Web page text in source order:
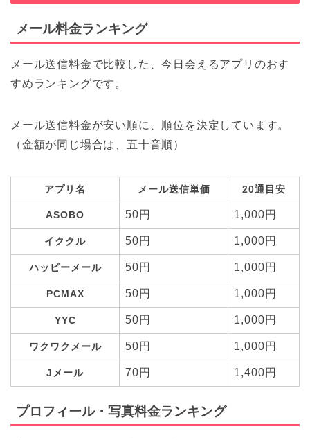
メール料金ランキング
メール送信料金で比較した、今日会えるアプリのおす
すめランキングです。
メール送信料金が安い順に、順位を決定しています。
（金額が同じ場合は、五十音順）
アプリ名 メール送信単価 20通目安
ASOBO 50円 1,000円
イククル 50円 1,000円
ハッピーメール 50円 1,000円
PCMAX 50円 1,000円
YYC 50円 1,000円
ワクワクメール 50円 1,000円
Jメール 70円 1,400円
プロフィール・写真料金ランキング